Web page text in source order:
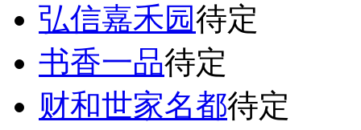
弘信嘉禾园待定
书香一品待定
财和世家名都待定